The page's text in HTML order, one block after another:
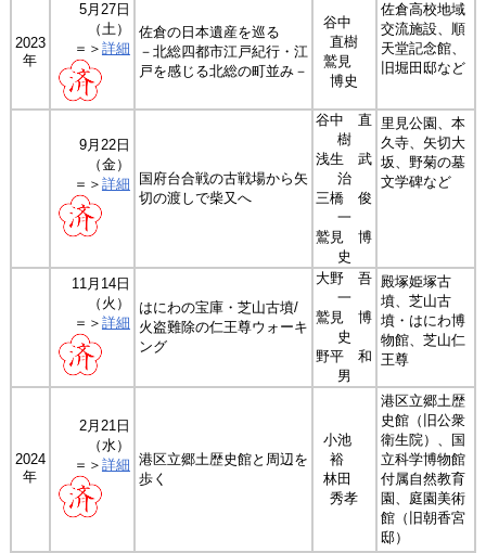
2023
年
5月27日
（土）
＝＞ 詳細
佐倉の日本遺産を巡る
－北総四都市江戸紀行・江
戸を感じる北総の町並み－
谷中
直樹
鷲見
博史
佐倉高校地域
交流施設、順
天堂記念館、
旧堀田邸など
9月22日
（金）
＝＞ 詳細
国府台合戦の古戦場から矢
切の渡しで柴又へ
谷中 直
樹
浅生 武
治
三橋 俊
一
鷲見 博
史
里見公園、本
久寺、矢切大
坂、野菊の墓
文学碑など
11月14日
（火）
＝＞ 詳細
はにわの宝庫・芝山古墳/
火盗難除の仁王尊ウォーキ
ング
大野 吾
一
鷲見 博
史
野平 和
男
殿塚姫塚古
墳、芝山古
墳・はにわ博
物館、芝山仁
王尊
2024
年
2月21日
（水）
＝＞ 詳細 港区立郷土歴史館と周辺を
歩く
小池
裕
林田
秀孝
港区立郷土歴
史館（旧公衆
衛生院）、国
立科学博物館
付属自然教育
園、庭園美術
館（旧朝香宮
邸）